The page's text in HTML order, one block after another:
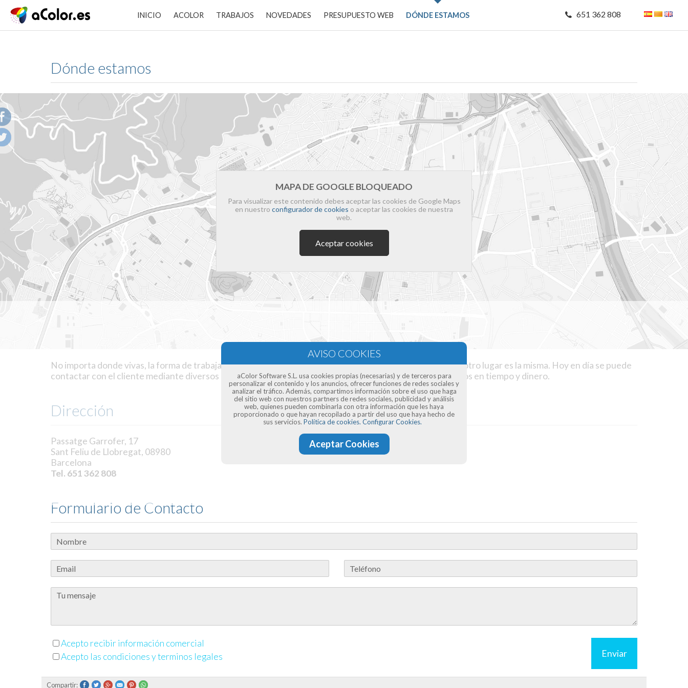
INICIO ACOLOR TRABAJOS NOVEDADES PRESUPUESTO WEB DÓNDE ESTAMOS 651 362 808
Dónde estamos
MAPA DE GOOGLE BLOQUEADO
Para visualizar este contenido debes aceptar las cookies de Google Maps
en nuestro configurador de cookies o aceptar las cookies de nuestra
web.
Aceptar cookies
No importa donde vivas, la forma de trabajar para hacer undiseño web en Caldes d'Estraco en cualquier otro lugar es la misma. Hoy en día se puede
contactar con el cliente mediante diversos medios que evitan los desplazamientos y por lo tanto ahorramos en tiempo y dinero.
Dirección
Passatge Garrofer, 17
Sant Feliu de Llobregat, 08980
Barcelona
Tel. 651 362 808
Formulario de Contacto
Acepto recibir información comercial
Acepto las condiciones y terminos legales
Enviar
Compartir:
aColor Software S.L. usa cookies propias (necesarias) y de terceros para
personalizar el contenido y los anuncios, ofrecer funciones de redes sociales y
analizar el tráfico. Además, compartimos información sobre el uso que haga
del sitio web con nuestros partners de redes sociales, publicidad y análisis
web, quienes pueden combinarla con otra información que les haya
proporcionado o que hayan recopilado a partir del uso que haya hecho de
sus servicios. Política de cookies. Configurar Cookies.
Aceptar Cookies